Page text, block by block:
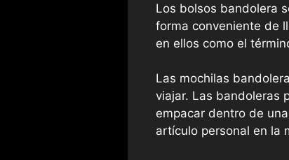
Los bolsos bandolera
forma conveniente de
en ellos como el
Las mochilas
viajar. Las bandoleras
empacar dentro de
artículo personal en la